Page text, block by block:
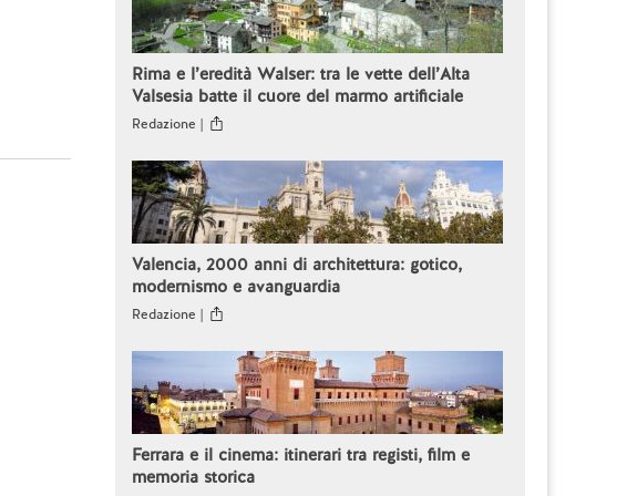
Rima e l’eredità Walser: tra le vette dell’Alta
Valsesia batte il cuore del marmo artificiale
Redazione |
Valencia, 2000 anni di architettura: gotico,
modernismo e avanguardia
Redazione |
Ferrara e il cinema: itinerari tra registi, film e
memoria storica